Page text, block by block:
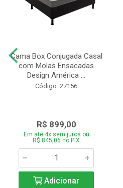
Cama Box Conjugada Casal
com Molas Ensacadas
Design América ...
Código: 27156
R$ 899,00
Em até 4x sem juros ou
R$ 845,06 no PIX
Adicionar